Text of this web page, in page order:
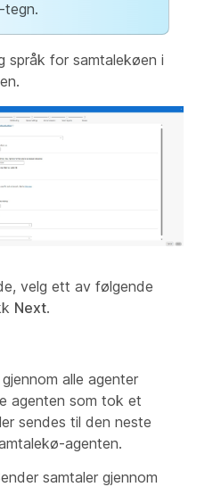
tegn.
språk for samtalekøen i
velg ett av følgende
Next.
alle agenter
agenten som tok et
sendes til den neste
agenten.
samtaler gjennom